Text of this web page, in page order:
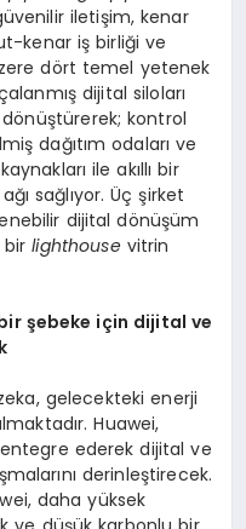
iletişim, kenar
kenar iş birliği ve
dört temel yetenek
dijital siloları
kontrol
dağıtım odaları ve
ile akıllı bir
sağlıyor. Üç şirket
dijital dönüşüm
birlighthousevitrin
şebeke için dijital ve
gelecekteki enerji
Huawei,
ederek dijital ve
derinleştirecek.
daha yüksek